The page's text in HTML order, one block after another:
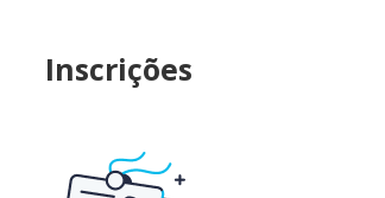
Inscrições